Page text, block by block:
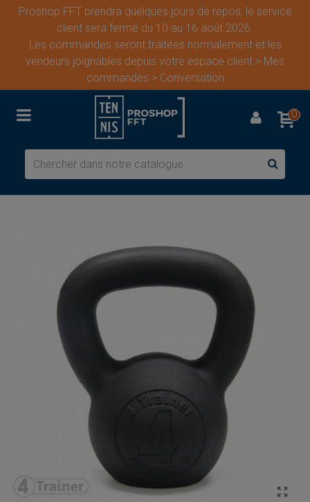
Proshop FFT prendra quelques jours de repos, le service
client sera fermé du 10 au 16 août 2026.
Les commandes seront traitées normalement et les
vendeurs joignables depuis votre espace client > Mes
commandes > Conversation
0